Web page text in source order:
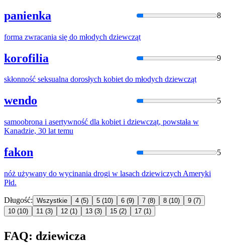
panienka 8
forma zwracania się do młodych dziewcząt
korofilia 9
skłonność seksualna dorosłych kobiet do młodych dziewcząt
wendo 5
samoobrona i asertywność dla kobiet i dziewcząt, powstała w
Kanadzie, 30 lat temu
fakon 5
nóż używany do wycinania drogi w lasach dziewiczych Ameryki
Płd.
Długość: Wszystkie 4 (5) 5 (10) 6 (9) 7 (8) 8 (10) 9 (7)
10 (10) 11 (3) 12 (1) 13 (3) 15 (2) 17 (1)
FAQ: dziewicza